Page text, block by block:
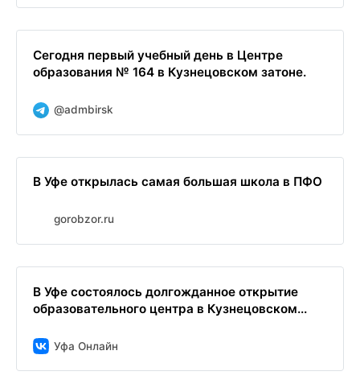
Сегодня первый учебный день в Центре
образования № 164 в Кузнецовском затоне.
@admbirsk
В Уфе открылась самая большая школа в ПФО
gorobzor.ru
В Уфе состоялось долгожданное открытие
образовательного центра в Кузнецовском...
Уфа Онлайн